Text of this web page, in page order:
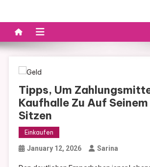
Tipps, Um
Kaufhalle Zu Auf
Sitzen
Einkaufen
January 12, 2026 Sarina